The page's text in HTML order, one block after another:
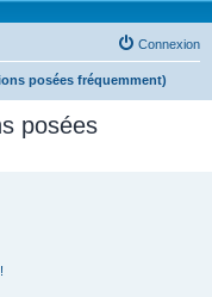
Connexion
posées fréquemment)
posées